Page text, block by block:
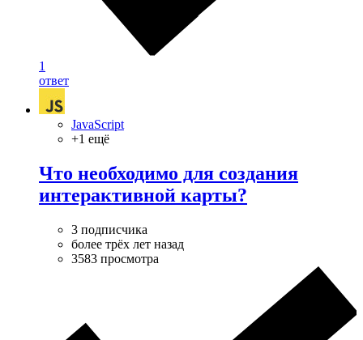
1
ответ
JavaScript
+1 ещё
Что необходимо для создания
интерактивной карты?
3 подписчика
более трёх лет назад
3583 просмотра